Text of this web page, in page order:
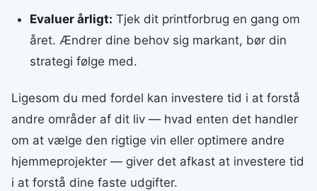
Evaluer årligt: Tjek dit printforbrug en gang om
året. Ændrer dine behov sig markant, bør din
strategi følge med.
Ligesom du med fordel kan investere tid i at forstå
andre områder af dit liv — hvad enten det handler
om at vælge den rigtige vin eller optimere andre
hjemmeprojekter — giver det afkast at investere tid
i at forstå dine faste udgifter.